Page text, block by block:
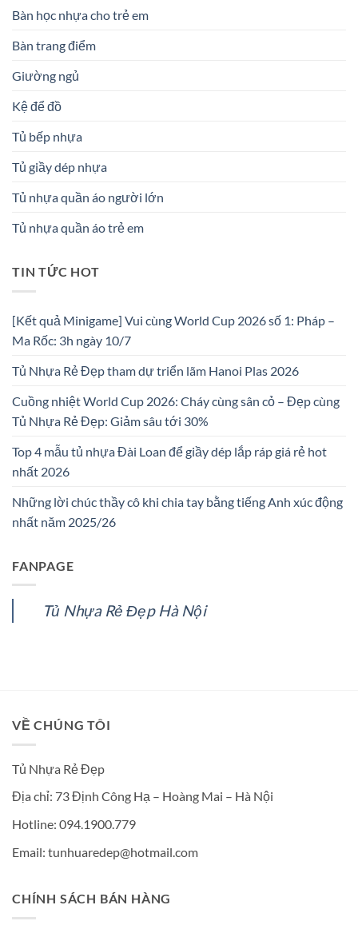
Bàn học nhựa cho trẻ em
Bàn trang điểm
Giường ngủ
Kệ để đồ
Tủ bếp nhựa
Tủ giầy dép nhựa
Tủ nhựa quần áo người lớn
Tủ nhựa quần áo trẻ em
TIN TỨC HOT
[Kết quả Minigame] Vui cùng World Cup 2026 số 1: Pháp –
Ma Rốc: 3h ngày 10/7
Tủ Nhựa Rẻ Đẹp tham dự triển lãm Hanoi Plas 2026
Cuồng nhiệt World Cup 2026: Cháy cùng sân cỏ – Đẹp cùng
Tủ Nhựa Rẻ Đẹp: Giảm sâu tới 30%
Top 4 mẫu tủ nhựa Đài Loan để giầy dép lắp ráp giá rẻ hot
nhất 2026
Những lời chúc thầy cô khi chia tay bằng tiếng Anh xúc động
nhất năm 2025/26
FANPAGE
Tủ Nhựa Rẻ Đẹp Hà Nội
VỀ CHÚNG TÔI
Tủ Nhựa Rẻ Đẹp
Địa chỉ: 73 Định Công Hạ – Hoàng Mai – Hà Nội
Hotline: 094.1900.779
Email: tunhuaredep@hotmail.com
CHÍNH SÁCH BÁN HÀNG